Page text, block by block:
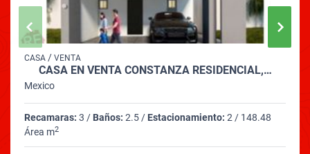
CASA / VENTA
CASA EN VENTA CONSTANZA RESIDENCIAL,…
Mexico
Recamaras: 3 / Baños: 2.5 / Estacionamiento: 2 / 148.48
Área m2